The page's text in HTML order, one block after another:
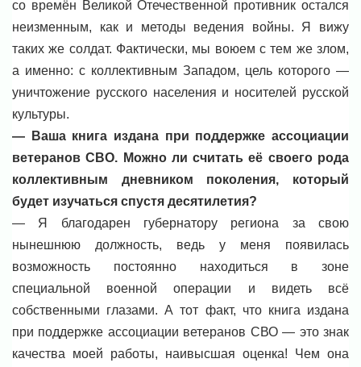
со времён Великой Отечественной противник остался
неизменным, как и методы ведения войны. Я вижу
таких же солдат. Фактически, мы воюем с тем же злом,
а именно: с коллективным Западом, цель которого —
уничтожение русского населения и носителей русской
культуры.
— Ваша книга издана при поддержке ассоциации
ветеранов СВО. Можно ли считать её своего рода
коллективным дневником поколения, который
будет изучаться спустя десятилетия?
— Я благодарен губернатору региона за свою
нынешнюю должность, ведь у меня появилась
возможность постоянно находиться в зоне
специальной военной операции и видеть всё
собственными глазами. А тот факт, что книга издана
при поддержке ассоциации ветеранов СВО — это знак
качества моей работы, наивысшая оценка! Чем она